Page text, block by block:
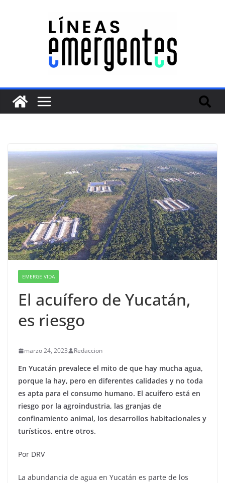
EMERGE VIDA
El acuífero de Yucatán,
es riesgo
marzo 24, 2023 Redaccion
En Yucatán prevalece el mito de que hay mucha agua,
porque la hay, pero en diferentes calidades y no toda
es apta para el consumo humano. El acuífero está en
riesgo por la agroindustria, las granjas de
confinamiento animal, los desarrollos habitacionales y
turísticos, entre otros.
Por DRV
La abundancia de agua en Yucatán es parte de los